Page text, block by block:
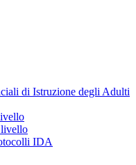
di Istruzione degli Adulti
IDA